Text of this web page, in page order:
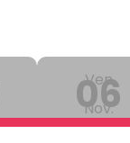
Ven
06
Nov.